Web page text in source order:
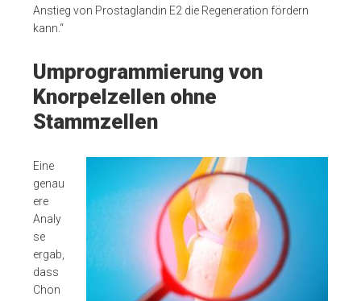
Anstieg von Prostaglandin E2 die Regeneration fördern
kann.“
Umprogrammierung von
Knorpelzellen ohne
Stammzellen
Eine
genau
ere
Analy
se
ergab,
dass
Chon